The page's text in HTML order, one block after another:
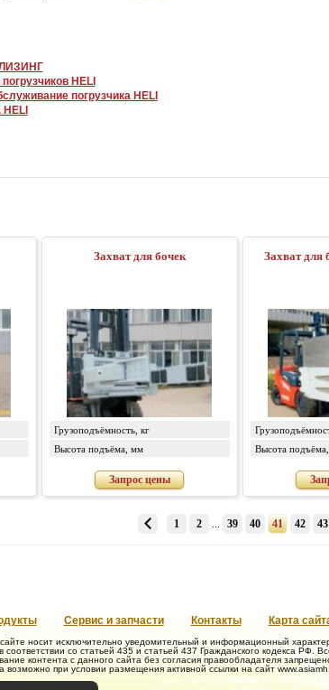
ЛИЗИНГ
HELI
погрузчика HELI
Захват для бочек
Грузоподъёмность, кг
Высота подъёма, мм
Запрос цены
Захват для
Высота
1 2 ... 39 40 41 42 43
Сервис и запчасти Контакты Карта
носит исключительно уведомительный и информационный
со статьей 435 и статьей 437 Гражданского кодекса РФ.
контента с данного сайта без согласия правообладателя
возможно при условии размещения активной ссылки на сайт